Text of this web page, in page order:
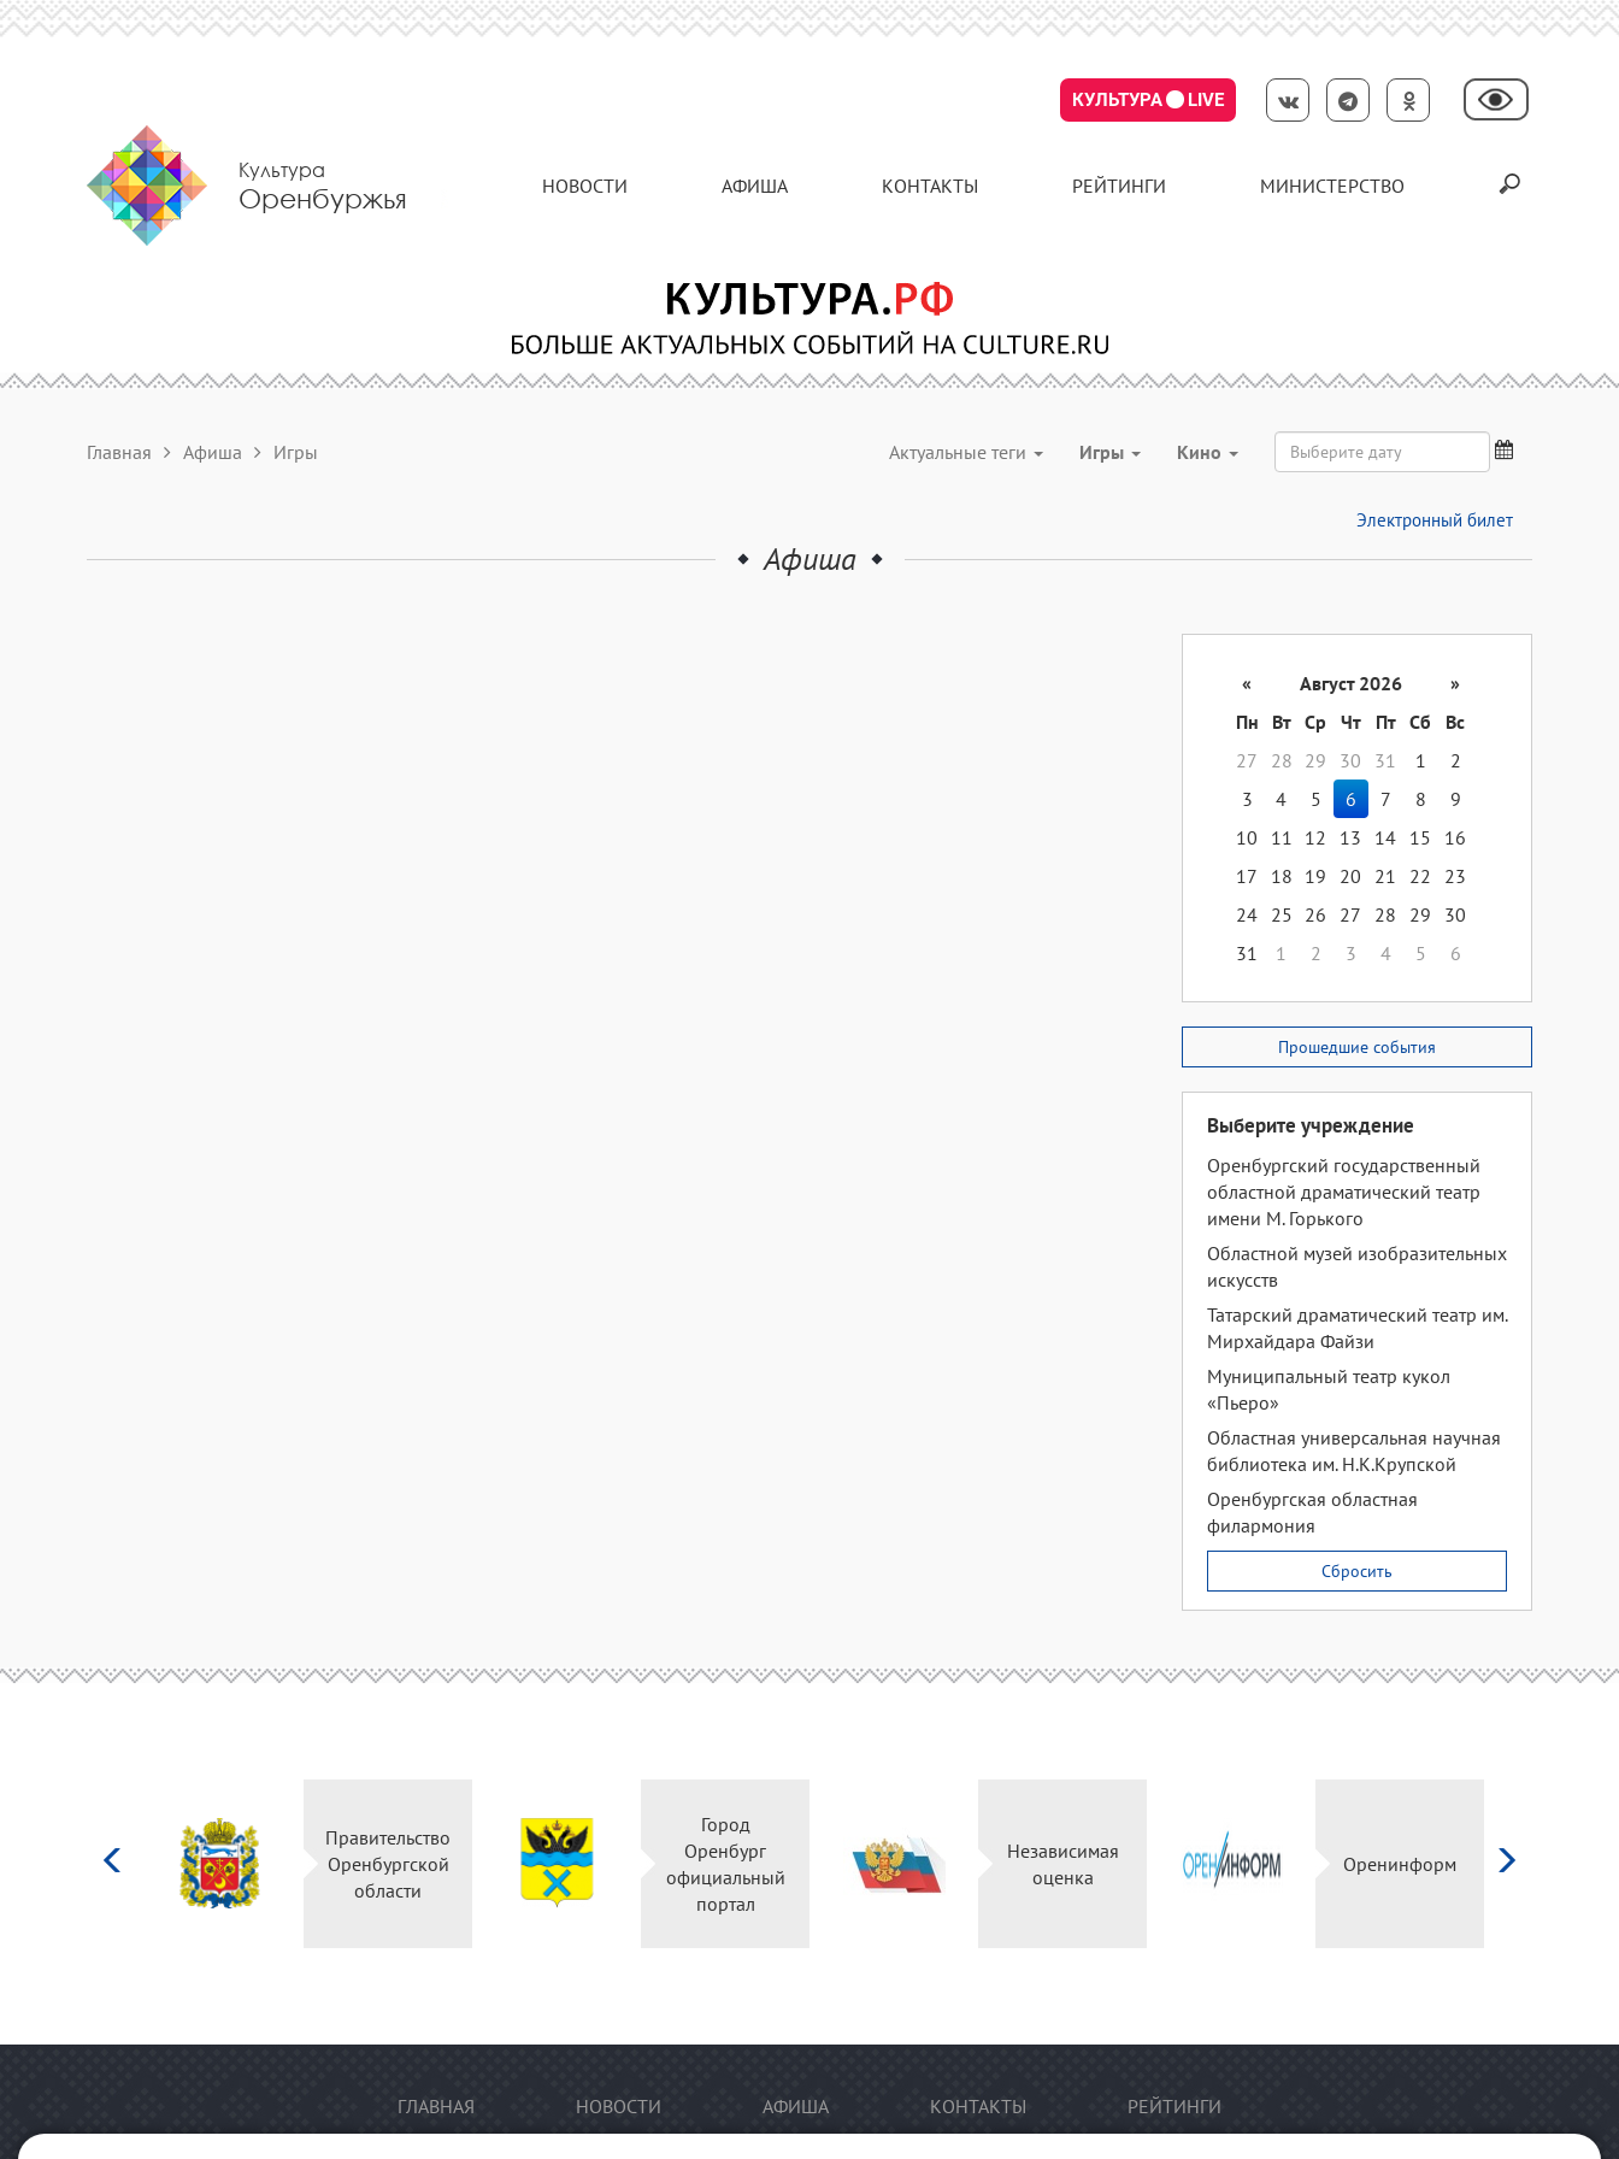
КУЛЬТУРА LIVE
Культура
Оренбуржья НОВОСТИ АФИША КОНТАКТЫ РЕЙТИНГИ МИНИСТЕРСТВО
Главная Афиша Игры Актуальные теги Игры Кино
Электронный билет
Афиша
« Август 2026
»
Пн
Вт Ср Чт Пт Сб
Вс
27
28 29 30 31 1
2
3
4 5 6 7 8
9
10
11 12 13 14 15
16
17
18 19 20 21 22
23
24 25 26 27 28 29
30
31
1 2 3 4 5 6
Прошедшие события
Выберите учреждение
Оренбургский государственный
областной драматический театр
имени М. Горького
Областной музей изобразительных
искусств
Татарский драматический театр им.
Мирхайдара Файзи
Муниципальный театр кукол
«Пьеро»
Областная универсальная научная
библиотека им. Н.К.Крупской
Оренбургская областная
филармония
Сбросить
Правительство
Оренбургской
области
Город
Оренбург
официальный
портал
Независимая
оценка
Оренинформ
ГЛАВНАЯ НОВОСТИ АФИША КОНТАКТЫ РЕЙТИНГИ